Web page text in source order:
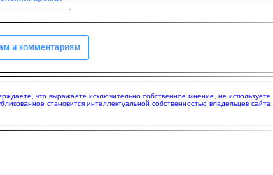
и комментариям
что выражаете исключительно собственное мнение, не используете
становится интеллектуальной собственностью владельцев сайта.